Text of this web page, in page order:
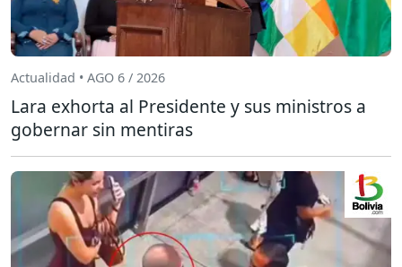
Actualidad • AGO 6 / 2026
Lara exhorta al Presidente y sus ministros a
gobernar sin mentiras